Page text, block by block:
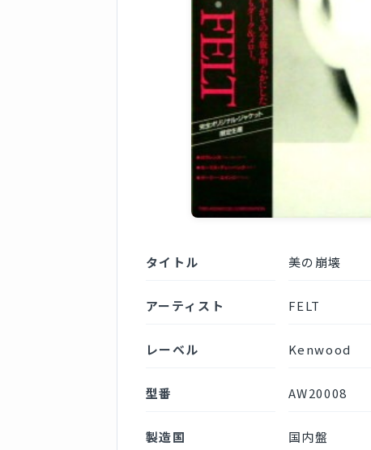
タイトル 美の崩壊
アーティスト FELT
レーベル Kenwood
型番 AW20008
製造国 国内盤